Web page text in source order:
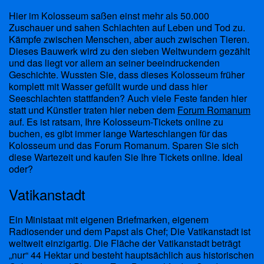
Hier im Kolosseum saßen einst mehr als 50.000
Zuschauer und sahen Schlachten auf Leben und Tod zu.
Kämpfe zwischen Menschen, aber auch zwischen Tieren.
Dieses Bauwerk wird zu den sieben Weltwundern gezählt
und das liegt vor allem an seiner beeindruckenden
Geschichte. Wussten Sie, dass dieses Kolosseum früher
komplett mit Wasser gefüllt wurde und dass hier
Seeschlachten stattfanden? Auch viele Feste fanden hier
statt und Künstler traten hier neben dem Forum Romanum
auf. Es ist ratsam, Ihre Kolosseum-Tickets online zu
buchen, es gibt immer lange Warteschlangen für das
Kolosseum und das Forum Romanum. Sparen Sie sich
diese Wartezeit und kaufen Sie Ihre Tickets online. Ideal
oder?
Vatikanstadt
Ein Ministaat mit eigenen Briefmarken, eigenem
Radiosender und dem Papst als Chef; Die Vatikanstadt ist
weltweit einzigartig. Die Fläche der Vatikanstadt beträgt
„nur“ 44 Hektar und besteht hauptsächlich aus historischen